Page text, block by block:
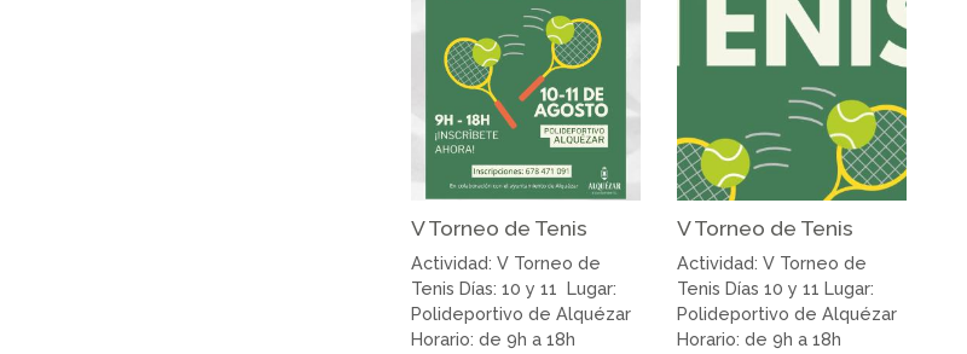
V Torneo de Tenis
Actividad: V Torneo de
Tenis Días: 10 y 11 Lugar:
Polideportivo de Alquézar
Horario: de 9h a 18h
V Torneo de Tenis
Actividad: V Torneo de
Tenis Días 10 y 11 Lugar:
Polideportivo de Alquézar
Horario: de 9h a 18h